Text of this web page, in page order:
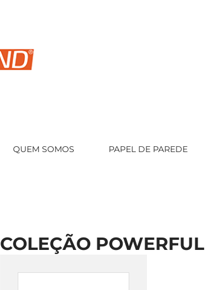
QUEM SOMOS PAPEL DE PAREDE
COLEÇÃO POWERFUL